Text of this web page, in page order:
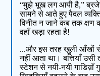
“मुझे भूख लग आयी है,”
सामने से आते हुए पैदल
विनीत न जाने कब तक क्षण
वहाँ खड़ा रहता है!
...और इस तरह खुली आँखों से
नहीं आता था। बत्तियाँ
स्टेशन से नयी-नयी गाडिय़ाँ